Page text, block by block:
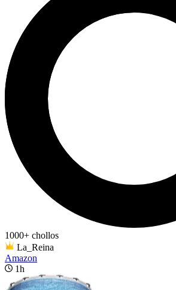
1000+ chollos
La_Reina
Amazon
1h